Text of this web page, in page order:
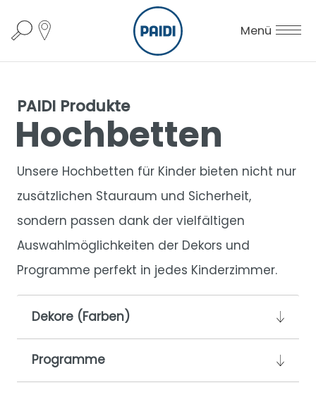
Menü
PAIDI Produkte
Hochbetten
Unsere Hochbetten für Kinder bieten nicht nur
zusätzlichen Stauraum und Sicherheit,
sondern passen dank der vielfältigen
Auswahlmöglichkeiten der Dekors und
Programme perfekt in jedes Kinderzimmer.
Dekore (Farben)
Programme